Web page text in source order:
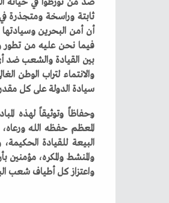
‬سيادة‭ ‬الدولة‭ ‬على‭ ‬كل‭ ‬مقدرات‭ ‬الوطن‭ ‬ومن‭ ‬يعيش‭ ‬على‭ ‬ترابه‭ ‬ويتنفس‭ ‬هواءه‭.‬
‬واعتزاز‭ ‬كل‭ ‬أطياف‭ ‬شعب‭ ‬البحرين‭ ‬الوفي‭.‬